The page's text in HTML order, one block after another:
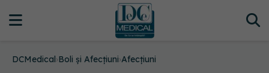
DCMedical›Boli și Afecțiuni›Afecțiuni